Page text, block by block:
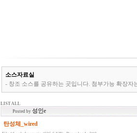
소스자료실
- 창조 소스를 공유하는 곳입니다. 첨부가능 확장자
LIST ALL
Posted by 성인e
탄성체_wired